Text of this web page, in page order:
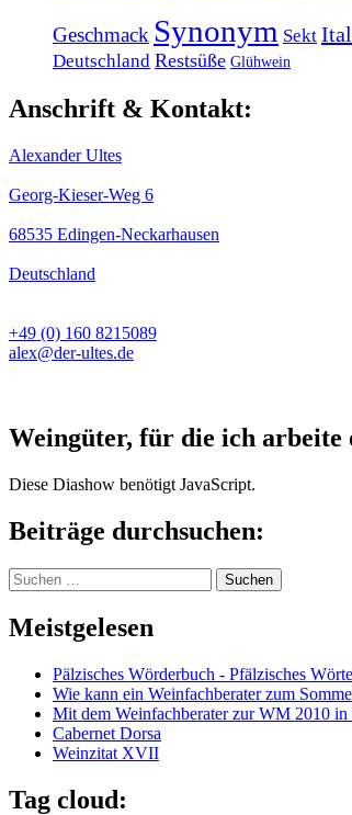
Geschmack Synonym Sekt
Deutschland Restsüße Glühwein
Anschrift & Kontakt:
Alexander Ultes
Georg-Kieser-Weg 6
68535 Edingen-Neckarhausen
Deutschland
+49 (0) 160 8215089
alex@der-ultes.de
Weingüter, für die ich arbeite
Diese Diashow benötigt JavaScript.
Beiträge durchsuchen:
Suchen
nach:
Meistgelesen
Pälzisches Wörderbuch - Pfälzisches
Wie kann ein Weinfachberater zum
Mit dem Weinfachberater zur WM 2010 in
Cabernet Dorsa
Weinzitat XVII
Tag cloud: